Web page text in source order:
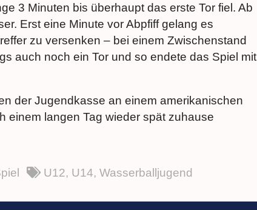
3 Minuten bis überhaupt das erste Tor fiel. Ab
Erst eine Minute vor Abpfiff gelang es
zu versenken – bei einem Zwischenstand
auch noch ein Tor und so endete das Spiel mit
der Jugendkasse an einem amerikanischen
einem langen Tag wieder spät zuhause
U12, U14, Wasserballjugend